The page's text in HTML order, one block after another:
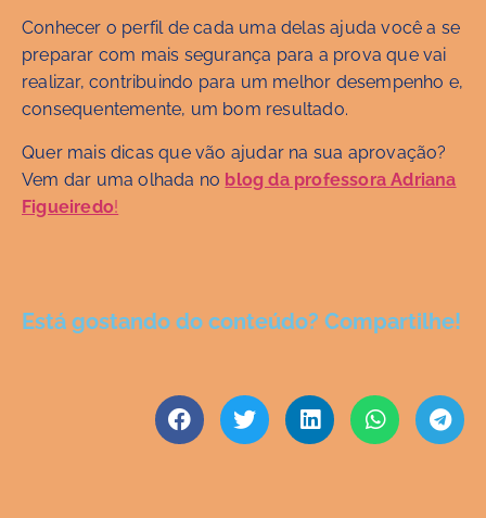
Conhecer o perfil de cada uma delas ajuda você a se
preparar com mais segurança para a prova que vai
realizar, contribuindo para um melhor desempenho e,
consequentemente, um bom resultado.
Quer mais dicas que vão ajudar na sua aprovação?
Vem dar uma olhada no blog da professora Adriana
Figueiredo!
Está gostando do conteúdo? Compartilhe!